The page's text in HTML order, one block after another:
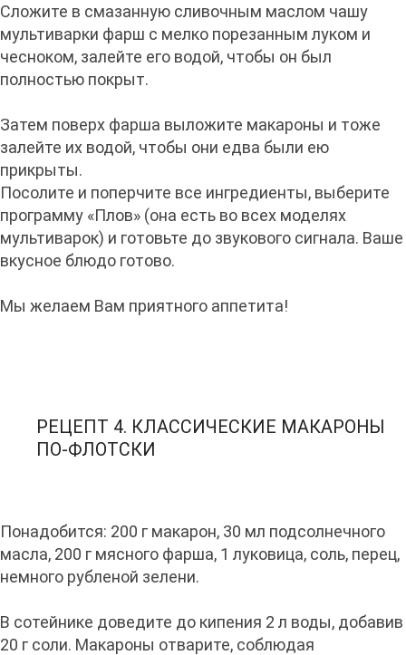
Сложите в смазанную сливочным маслом чашу
мультиварки фарш с мелко порезанным луком и
чесноком, залейте его водой, чтобы он был
полностью покрыт.
Затем поверх фарша выложите макароны и тоже
залейте их водой, чтобы они едва были ею
прикрыты.
Посолите и поперчите все ингредиенты, выберите
программу «Плов» (она есть во всех моделях
мультиварок) и готовьте до звукового сигнала. Ваше
вкусное блюдо готово.
Мы желаем Вам приятного аппетита!
РЕЦЕПТ 4. КЛАССИЧЕСКИЕ МАКАРОНЫ
ПО-ФЛОТСКИ
Понадобится: 200 г макарон, 30 мл подсолнечного
масла, 200 г мясного фарша, 1 луковица, соль, перец,
немного рубленой зелени.
В сотейнике доведите до кипения 2 л воды, добавив
20 г соли. Макароны отварите, соблюдая